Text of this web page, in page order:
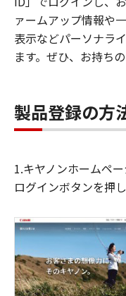
ァームアップ情報や
表示などパーソナラ
ます。ぜひ、お持ち
製品登録の方
1.キヤノンホームペ
ログインボタンを押